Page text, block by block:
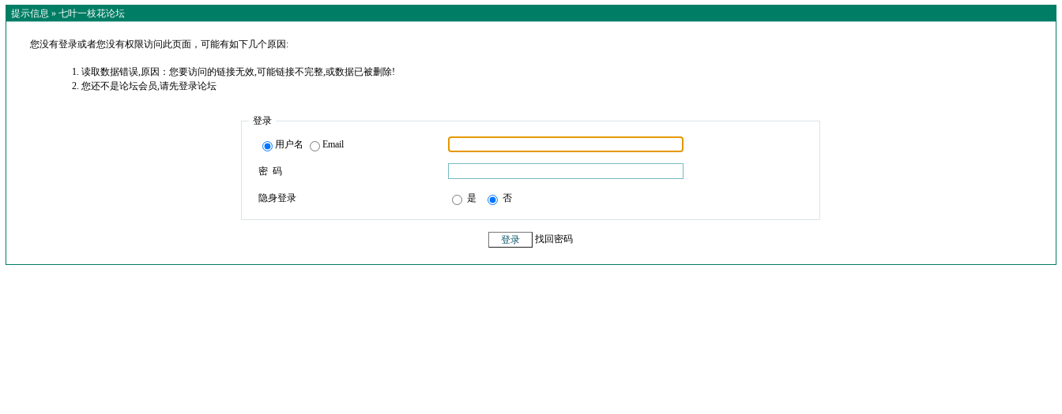
提示信息 » 七叶一枝花论坛
您没有登录或者您没有权限访问此页面，可能有如下几个原因:
读取数据错误,原因：您要访问的链接无效,可能链接不完整,或数据已被删除!
您还不是论坛会员,请先登录论坛
登录
用户名 Email
密 码
隐身登录 是 否
找回密码